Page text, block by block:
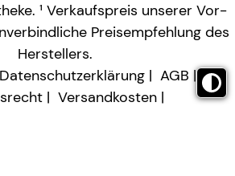
¹ Verkaufspreis unserer Vor-
Preisempfehlung des
Herstellers.
Datenschutzerklärung
AGB
Versandkosten